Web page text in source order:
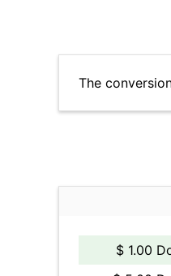
The
$ 1.00